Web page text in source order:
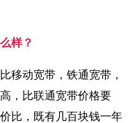
样？
移动宽带，铁通宽带，
，比联通宽带价格要
比，既有几百块钱一年